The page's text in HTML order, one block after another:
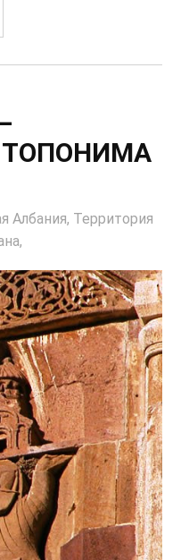
Албания, Территория